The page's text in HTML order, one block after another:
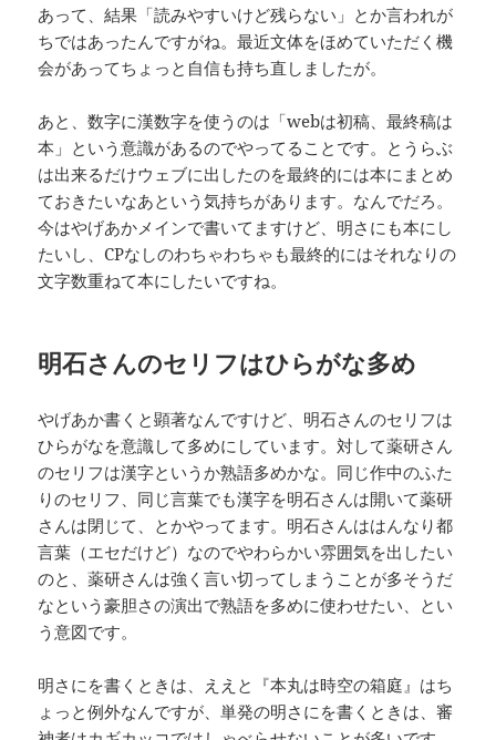
あって、結果「読みやすいけど残らない」とか言われが
ちではあったんですがね。最近文体をほめていただく機
会があってちょっと自信も持ち直しましたが。
あと、数字に漢数字を使うのは「webは初稿、最終稿は
本」という意識があるのでやってることです。とうらぶ
は出来るだけウェブに出したのを最終的には本にまとめ
ておきたいなあという気持ちがあります。なんでだろ。
今はやげあかメインで書いてますけど、明さにも本にし
たいし、CPなしのわちゃわちゃも最終的にはそれなりの
文字数重ねて本にしたいですね。
明石さんのセリフはひらがな多め
やげあか書くと顕著なんですけど、明石さんのセリフは
ひらがなを意識して多めにしています。対して薬研さん
のセリフは漢字というか熟語多めかな。同じ作中のふた
りのセリフ、同じ言葉でも漢字を明石さんは開いて薬研
さんは閉じて、とかやってます。明石さんははんなり都
言葉（エセだけど）なのでやわらかい雰囲気を出したい
のと、薬研さんは強く言い切ってしまうことが多そうだ
なという豪胆さの演出で熟語を多めに使わせたい、とい
う意図です。
明さにを書くときは、ええと『本丸は時空の箱庭』はち
ょっと例外なんですが、単発の明さにを書くときは、審